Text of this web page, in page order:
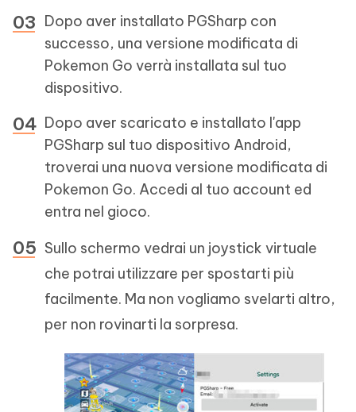
Dopo aver installato PGSharp con
successo, una versione modificata di
Pokemon Go verrà installata sul tuo
dispositivo.
Dopo aver scaricato e installato l'app
PGSharp sul tuo dispositivo Android,
troverai una nuova versione modificata di
Pokemon Go. Accedi al tuo account ed
entra nel gioco.
Sullo schermo vedrai un joystick virtuale
che potrai utilizzare per spostarti più
facilmente. Ma non vogliamo svelarti altro,
per non rovinarti la sorpresa.